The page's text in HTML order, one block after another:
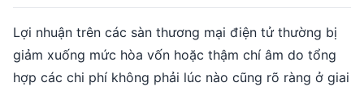
Lợi nhuận trên các sàn thương mại điện tử thường bị
giảm xuống mức hòa vốn hoặc thậm chí âm do tổng
hợp các chi phí không phải lúc nào cũng rõ ràng ở giai